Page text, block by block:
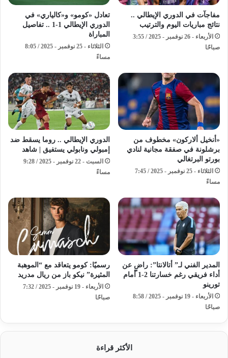
مفاجآت في الدوري الإيطالي ..
نتائج مباريات اليوم والترتيب
الأربعاء - 26 نوفمبر - 2025 / 3:55
صباحًا
تعادل «كومو» و«كالياري» في
الدوري الإيطالي 1-1 .. تفاصيل
المباراة
الثلاثاء - 25 نوفمبر - 2025 / 8:05
مساءً
«أنخيل ألاركون» مخطوف من
برشلونة في صفقة مجانية لنادي
بورتو البرتغالي
الثلاثاء - 25 نوفمبر - 2025 / 7:45
مساءً
الدوري الإيطالي .. روما يسقط ضد
إمبولي ونابولي يستفيق | شاهد
السبت - 22 نوفمبر - 2025 / 9:28
مساءً
المدير الفني لـ” أتالانتا”: راضٍ عن
أداء فريقي رغم خسارتنا 2-1 أمام
تورينو
الأربعاء - 19 نوفمبر - 2025 / 8:58
صباحًا
رسميًا: كومو يتعاقد مع “الموهبة
المثيرة” نيكو باز من ريال مدريد
الأربعاء - 19 نوفمبر - 2025 / 7:32
صباحًا
الأكثر قراءة